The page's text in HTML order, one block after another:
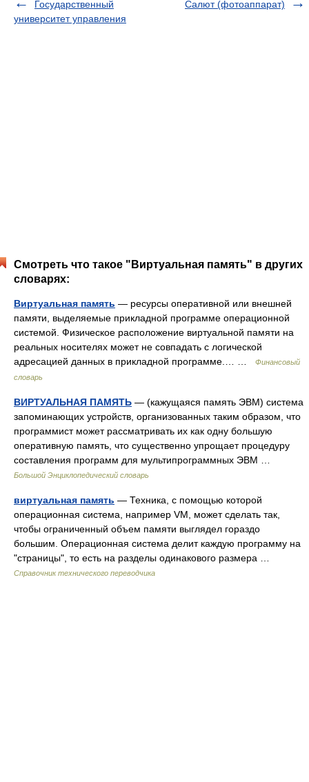
Государственный
университет управления
Салют (фотоаппарат)
Смотреть что такое "Виртуальная память" в других
словарях:
Виртуальная память — ресурсы оперативной или внешней
памяти, выделяемые прикладной программе операционной
системой. Физическое расположение виртуальной памяти на
реальных носителях может не совпадать с логической
адресацией данных в прикладной программе.… …
Финансовый
словарь
ВИРТУАЛЬНАЯ ПАМЯТЬ — (кажущаяся память ЭВМ) система
запоминающих устройств, организованных таким образом, что
программист может рассматривать их как одну большую
оперативную память, что существенно упрощает процедуру
составления программ для мультипрограммных ЭВМ …
Большой Энциклопедический словарь
виртуальная память — Техника, с помощью которой
операционная система, например VM, может сделать так,
чтобы ограниченный объем памяти выглядел гораздо
большим. Операционная система делит каждую программу на
"страницы", то есть на разделы одинакового размера …
Справочник технического переводчика